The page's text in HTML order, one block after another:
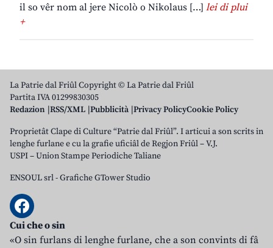
il so vêr nom al jere Nicolò o Nikolaus […] lei di plui
+
La Patrie dal Friûl Copyright © La Patrie dal Friûl
Partita IVA 01299830305
Redazion RSS/XML Pubblicità Privacy PolicyCookie Policy
Proprietât Clape di Culture “Patrie dal Friûl”. I articui a son scrits in
lenghe furlane e cu la grafie uficiâl de Regjon Friûl – V.J.
USPI – Union Stampe Periodiche Taliane
ENSOUL srl-Grafiche GTower Studio
Cui che o sin
«O sin furlans di lenghe furlane, che a son convints di fâ